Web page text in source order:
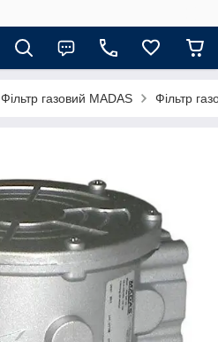
Фільтр газовий MADAS Фільтр